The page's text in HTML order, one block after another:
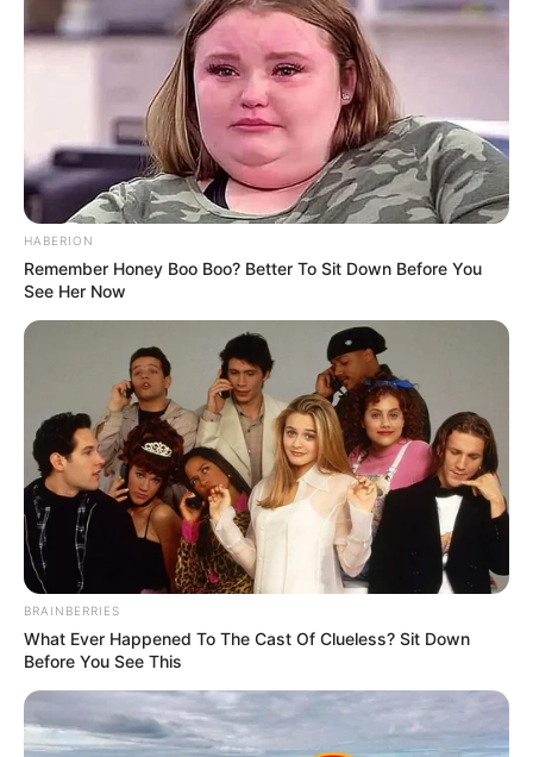
HABERION
Remember Honey Boo Boo? Better To Sit Down Before You
See Her Now
BRAINBERRIES
What Ever Happened To The Cast Of Clueless? Sit Down
Before You See This